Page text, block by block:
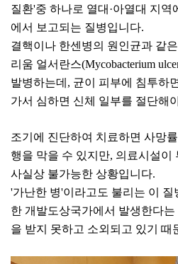
질환'중 하나로 열대·아열대 지역
에서 보고되는 질병입니다.
결핵이나 한센병의 원인균과 같
리움 얼서란스(Mycobacterium
발병하는데, 균이 피부에 침투하
가서 심하면 신체 일부를 절단해
조기에 진단하여 치료하면 사망
행을 막을 수 있지만, 의료시설이
사실상 불가능한 상황입니다.
'가난한 병'이라고도 불리는 이 질
한 개발도상국가에서 발생한다
을 받지 못하고 소외되고 있기 때